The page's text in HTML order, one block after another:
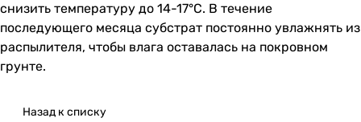
снизить температуру до 14-17°С. В течение
последующего месяца субстрат постоянно увлажнять из
распылителя, чтобы влага оставалась на покровном
грунте.
Назад к списку